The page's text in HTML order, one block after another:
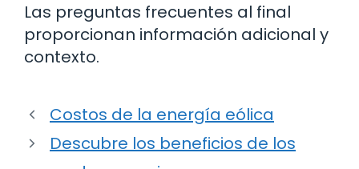
Las preguntas frecuentes al final
proporcionan información adicional y
contexto.
Costos de la energía eólica
Descubre los beneficios de los